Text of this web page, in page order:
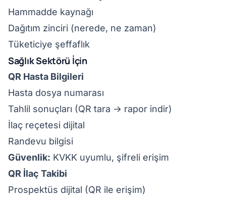
Hammadde kaynağı
Dağıtım zinciri (nerede, ne zaman)
Tüketiciye şeffaflık
Sağlık Sektörü İçin
QR Hasta Bilgileri
Hasta dosya numarası
Tahlil sonuçları (QR tara → rapor indir)
İlaç reçetesi dijital
Randevu bilgisi
Güvenlik: KVKK uyumlu, şifreli erişim
QR İlaç Takibi
Prospektüs dijital (QR ile erişim)